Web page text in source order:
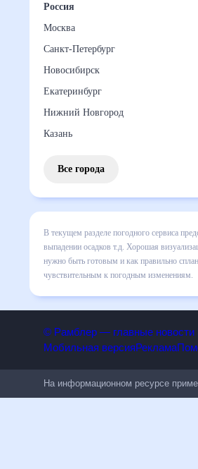
Россия
Москва
Санкт-Петербург
Новосибирск
Екатеринбург
Нижний Новгород
Казань
Все города
В текущем разделе погодного
сведения по дневной
понять, какая будет погода в
Подобный прогноз погоды в
© Рамблер — главные
На информационном ресурсе